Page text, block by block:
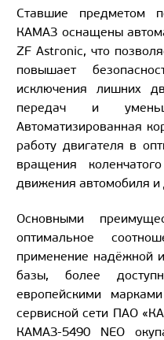
Ставшие предметом
КАМАЗ оснащены
ZF Astronic, что
повышает
исключения лишних
передач и
Автоматизированная
работу двигателя в
вращения
движения автомобиля
Основными
оптимальное
применение надёжной
базы, более
европейскими
сервисной сети ПАО
КАМАЗ-5490 NEO